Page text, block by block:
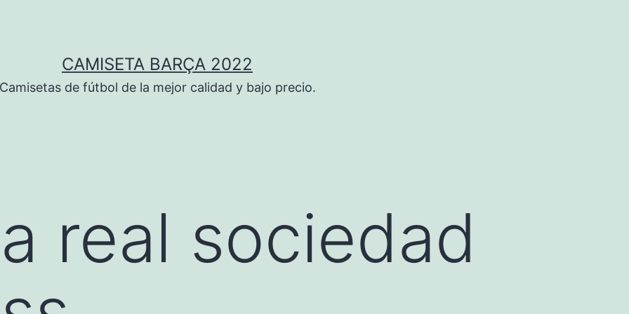
CAMISETA BARÇA 2022
Camisetas de fútbol de la mejor calidad y bajo precio.
real sociedad